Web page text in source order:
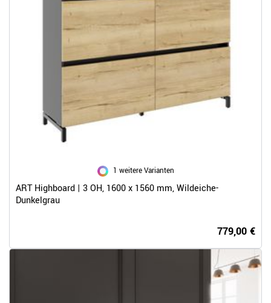
1 weitere Varianten
ART Highboard | 3 OH, 1600 x 1560 mm, Wildeiche-
Dunkelgrau
779,00 €